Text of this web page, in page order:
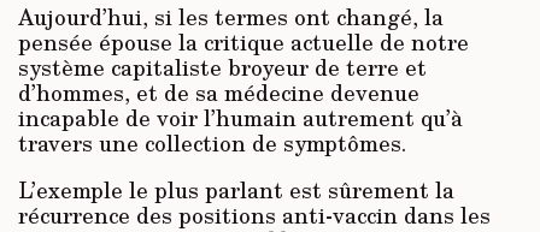
Aujourd’hui, si les termes ont changé, la
pensée épouse la critique actuelle de notre
système capitaliste broyeur de terre et
d’hommes, et de sa médecine devenue
incapable de voir l’humain autrement qu’à
travers une collection de symptômes.
L’exemple le plus parlant est sûrement la
récurrence des positions anti-vaccin dans les